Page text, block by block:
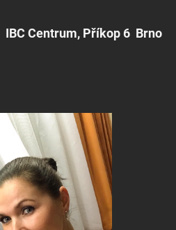
IBC Centrum, Příkop 6 Brno